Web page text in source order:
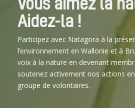
Aidez-la !
Participez avec Natagora à la
l’environnement en Wallonie et à
voix à la nature en devenant
soutenez activement nos actions
groupe de volontaires.